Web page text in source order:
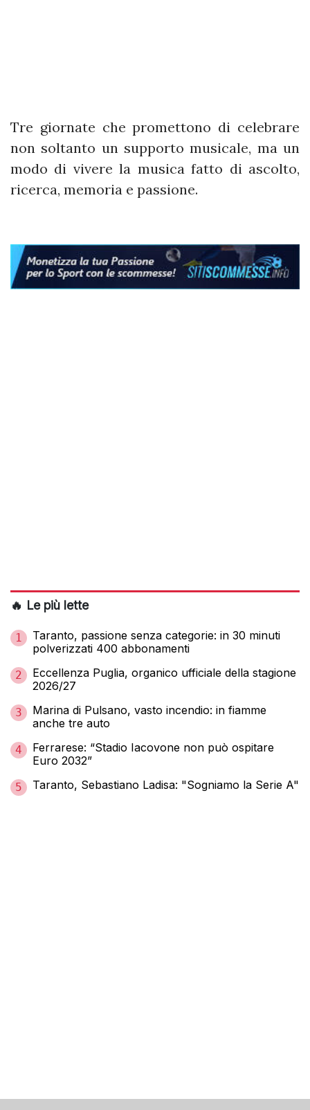
Tre giornate che promettono di celebrare
non soltanto un supporto musicale, ma un
modo di vivere la musica fatto di ascolto,
ricerca, memoria e passione.
🔥 Le più lette
1
Taranto, passione senza categorie: in 30 minuti
polverizzati 400 abbonamenti
2
Eccellenza Puglia, organico ufficiale della stagione
2026/27
3
Marina di Pulsano, vasto incendio: in fiamme
anche tre auto
4
Ferrarese: “Stadio Iacovone non può ospitare
Euro 2032”
5 Taranto, Sebastiano Ladisa: "Sogniamo la Serie A"